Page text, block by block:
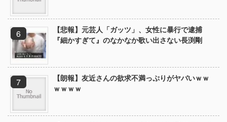
【悲報】元芸人「ガッツ」、女性に暴行で逮捕
『細かすぎて』のなかなか歌い出さない長渕剛
【朗報】友近さんの欲求不満っぷりがヤバいｗｗ
ｗｗｗｗ